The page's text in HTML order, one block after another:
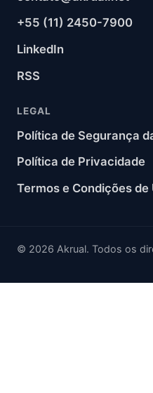
+55 (11) 2450-7900
LinkedIn
RSS
LEGAL
Política de Segurança
Política de Privacidade
Termos e Condições de
© 2026 Akrual. Todos os